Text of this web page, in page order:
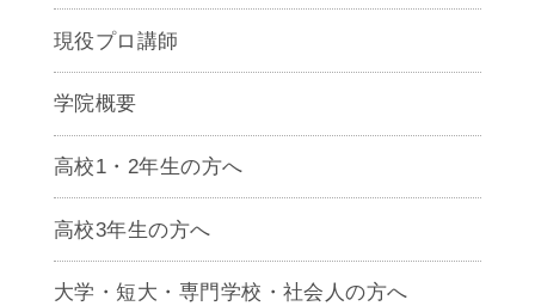
現役プロ講師
学院概要
高校1・2年生の方へ
高校3年生の方へ
大学・短大・専門学校・社会人の方へ